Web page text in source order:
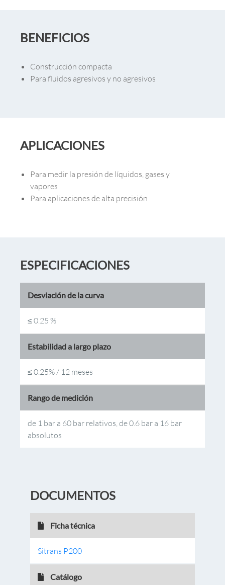
BENEFICIOS
Construcción compacta
Para fluidos agresivos y no agresivos
APLICACIONES
Para medir la presión de líquidos, gases y
vapores
Para aplicaciones de alta precisión
ESPECIFICACIONES
Desviación de la curva
≤ 0.25 %
Estabilidad a largo plazo
≤ 0.25% / 12 meses
Rango de medición
de 1 bar a 60 bar relativos, de 0.6 bar a 16 bar
absolutos
DOCUMENTOS
Ficha técnica
Sitrans P200
Catálogo